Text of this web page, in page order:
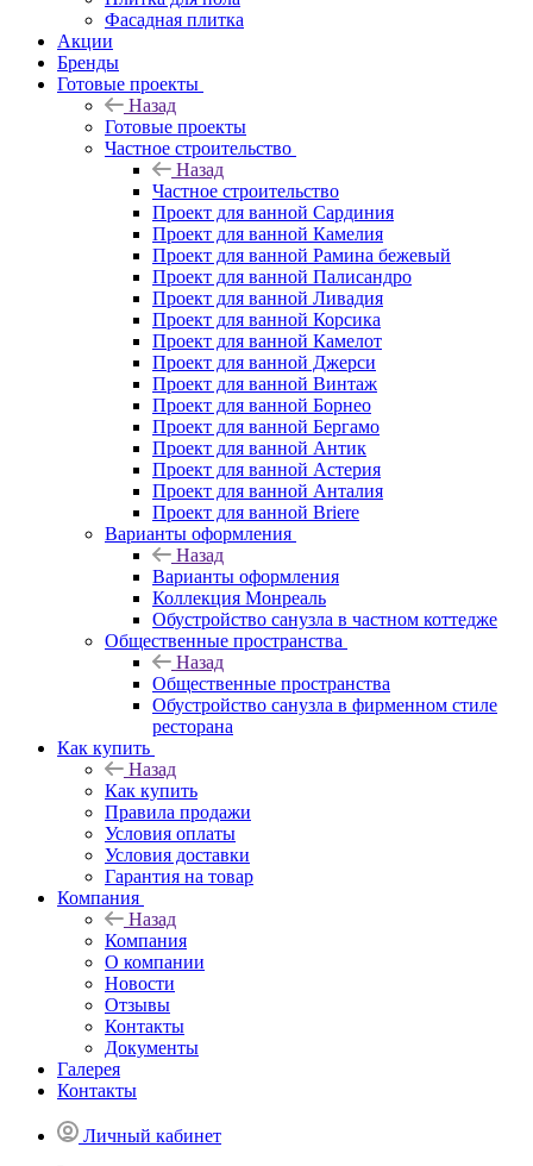
Фасадная плитка
Акции
Бренды
Готовые проекты
Назад
Готовые проекты
Частное строительство
Назад
Частное строительство
Проект для ванной Сардиния
Проект для ванной Камелия
Проект для ванной Рамина бежевый
Проект для ванной Палисандро
Проект для ванной Ливадия
Проект для ванной Корсика
Проект для ванной Камелот
Проект для ванной Джерси
Проект для ванной Винтаж
Проект для ванной Борнео
Проект для ванной Бергамо
Проект для ванной Антик
Проект для ванной Астерия
Проект для ванной Анталия
Проект для ванной Briere
Варианты оформления
Назад
Варианты оформления
Коллекция Монреаль
Обустройство санузла в частном коттедже
Общественные пространства
Назад
Общественные пространства
Обустройство санузла в фирменном стиле
ресторана
Как купить
Назад
Как купить
Правила продажи
Условия оплаты
Условия доставки
Гарантия на товар
Компания
Назад
Компания
О компании
Новости
Отзывы
Контакты
Документы
Галерея
Контакты
Личный кабинет